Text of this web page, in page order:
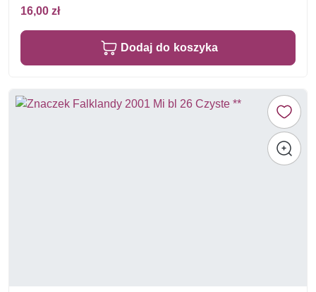
16,00 zł
Dodaj do koszyka